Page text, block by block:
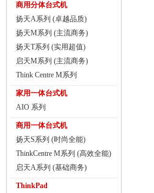
商用分体台式机
扬天A系列 (卓越品质)
扬天M系列 (主流商务)
扬天T系列 (实用超值)
启天M系列 (主流商务)
Think Centre M系列
家用一体台式机
AIO 系列
商用一体台式机
扬天S系列 (时尚全能)
ThinkCentre M系列 (高效全能)
启天A系列 (基础商务)
ThinkPad